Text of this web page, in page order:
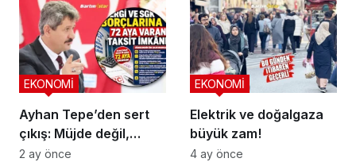
Ayhan Tepe’den sert
çıkış: Müjde değil,
vicdansızlık
EKONOMİ
2 ay önce
Elektrik ve doğalgaza
büyük zam!
EKONOMİ
4 ay önce